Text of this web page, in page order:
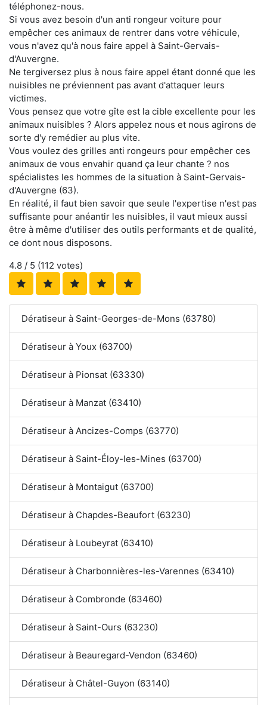
téléphonez-nous.
Si vous avez besoin d'un anti rongeur voiture pour
empêcher ces animaux de rentrer dans votre véhicule,
vous n'avez qu'à nous faire appel à Saint-Gervais-
d'Auvergne.
Ne tergiversez plus à nous faire appel étant donné que les
nuisibles ne préviennent pas avant d'attaquer leurs
victimes.
Vous pensez que votre gîte est la cible excellente pour les
animaux nuisibles ? Alors appelez nous et nous agirons de
sorte d'y remédier au plus vite.
Vous voulez des grilles anti rongeurs pour empêcher ces
animaux de vous envahir quand ça leur chante ? nos
spécialistes les hommes de la situation à Saint-Gervais-
d'Auvergne (63).
En réalité, il faut bien savoir que seule l'expertise n'est pas
suffisante pour anéantir les nuisibles, il vaut mieux aussi
être à même d'utiliser des outils performants et de qualité,
ce dont nous disposons.
4.8 / 5 (112 votes)
Dératiseur à Saint-Georges-de-Mons (63780)
Dératiseur à Youx (63700)
Dératiseur à Pionsat (63330)
Dératiseur à Manzat (63410)
Dératiseur à Ancizes-Comps (63770)
Dératiseur à Saint-Éloy-les-Mines (63700)
Dératiseur à Montaigut (63700)
Dératiseur à Chapdes-Beaufort (63230)
Dératiseur à Loubeyrat (63410)
Dératiseur à Charbonnières-les-Varennes (63410)
Dératiseur à Combronde (63460)
Dératiseur à Saint-Ours (63230)
Dératiseur à Beauregard-Vendon (63460)
Dératiseur à Châtel-Guyon (63140)